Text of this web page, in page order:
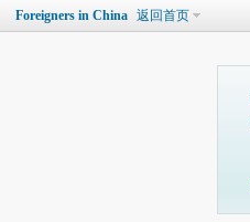
Foreigners in China 返回首页